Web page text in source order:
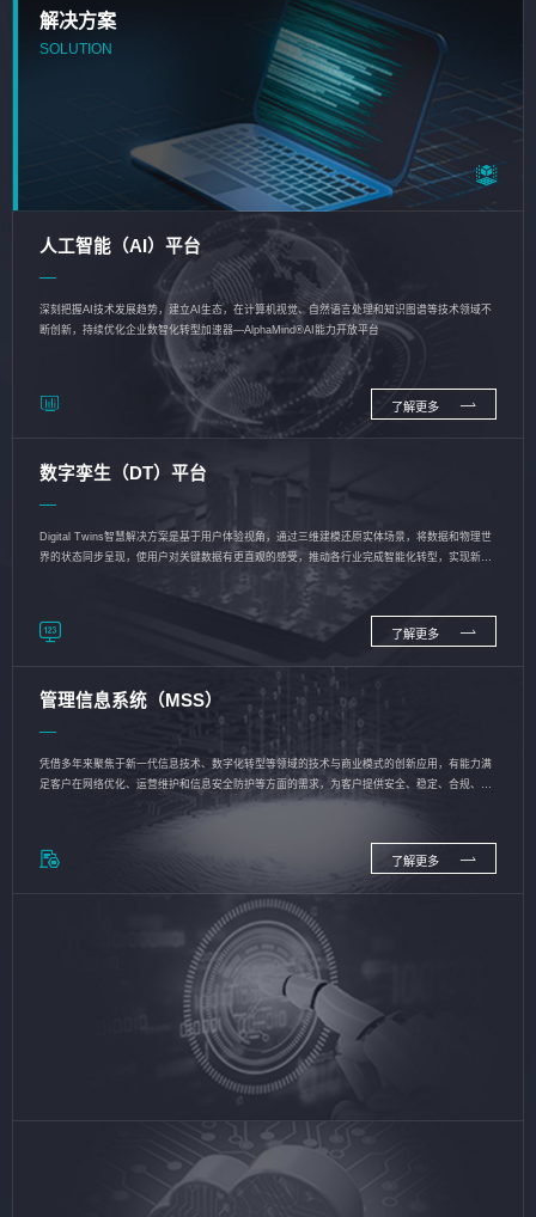
解决方案
SOLUTION
人工智能（AI）平台
深刻把握AI技术发展趋势，建立AI生态，在计算机视觉、自然语言处理和知识图谱等技术领域不
断创新，持续优化企业数智化转型加速器—AlphaMind®AI能力开放平台
了解更多
数字孪生（DT）平台
Digital Twins智慧解决方案是基于用户体验视角，通过三维建模还原实体场景，将数据和物理世
界的状态同步呈现，使用户对关键数据有更直观的感受，推动各行业完成智能化转型，实现新旧
了解更多
管理信息系统（MSS）
凭借多年来聚焦于新一代信息技术、数字化转型等领域的技术与商业模式的创新应用，有能力满
足客户在网络优化、运营维护和信息安全防护等方面的需求，为客户提供安全、稳定、合规、持
了解更多